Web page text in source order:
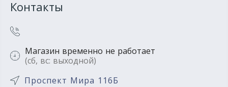
Контакты
Магазин временно не работает
(сб, вс: выходной)
Проспект Мира 116Б